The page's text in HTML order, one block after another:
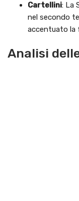
Cartellini: La
nel secondo
accentuato la
Analisi